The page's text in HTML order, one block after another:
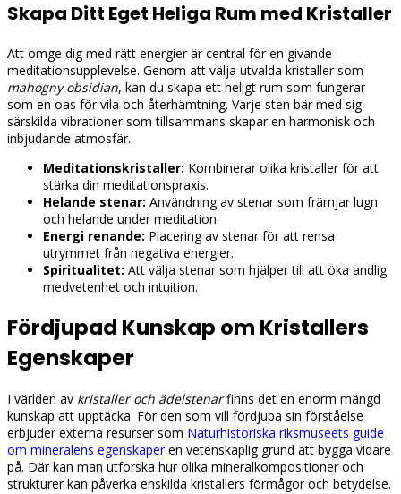
Skapa Ditt Eget Heliga Rum med Kristaller
Att omge dig med rätt energier är central för en givande
meditationsupplevelse. Genom att välja utvalda kristaller som
mahogny obsidian, kan du skapa ett heligt rum som fungerar
som en oas för vila och återhämtning. Varje sten bär med sig
särskilda vibrationer som tillsammans skapar en harmonisk och
inbjudande atmosfär.
Meditationskristaller: Kombinerar olika kristaller för att
stärka din meditationspraxis.
Helande stenar: Användning av stenar som främjar lugn
och helande under meditation.
Energi renande: Placering av stenar för att rensa
utrymmet från negativa energier.
Spiritualitet: Att välja stenar som hjälper till att öka andlig
medvetenhet och intuition.
Fördjupad Kunskap om Kristallers
Egenskaper
I världen av kristaller och ädelstenarfinns det en enorm mängd
kunskap att upptäcka. För den som vill fördjupa sin förståelse
erbjuder externa resurser som Naturhistoriska riksmuseets guide
om mineralens egenskaperen vetenskaplig grund att bygga vidare
på. Där kan man utforska hur olika mineralkompositioner och
strukturer kan påverka enskilda kristallers förmågor och betydelse.